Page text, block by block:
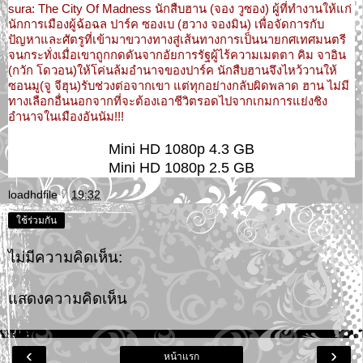
sura: The City Of Madness นักสืบฮาน (จอง วูซอง) ผู้ที่ทำงานให้แก่
นักการเมืองผู้ฉ้อฉล ปาร์ค ซองเบ (ฮวาง จองมิน) เพื่อจัดการกับ
ปัญหาและศัตรูที่เข้ามาขวางทางสู่เส้นทางการเป็นนายกศเทศมนตรี
จนกระทั่งเมื่อเขาถูกกดดันจากอัยการรัฐผู้ไร้ความเมตตา คิม จาอิน
(กวัก โดวอน)ให้โค่นล้มอำนาจของปาร์ค นักสืบฮานจึงไหว้วานให้
ซอนมู(จู จีฮุน)รับช่วงต่อจากเขา แต่ทุกอย่างกลับผิดพลาด ฮาน ไม่มี
ทางเลือกอื่นนอกจากที่จะต้องเอาชีวิตรอดไปจากเกมการแย่งชิง
อำนาจในเมืองอันนัม!!!
Mini HD 1080p 4.3 GB
Mini HD 1080p 2.5 GB
loadhdfile ที่19:32
ใช้ร่วมกัน
ไม่มีความคิดเห็น:
แสดงความคิดเห็น
‹ ›
หน้าแรก